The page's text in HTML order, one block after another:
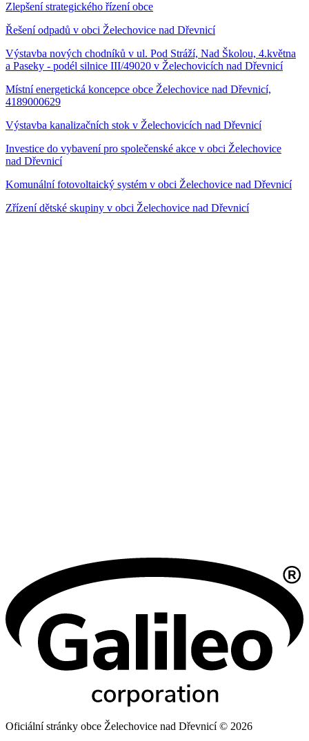
Zlepšení strategického řízení obce
Řešení odpadů v obci Želechovice nad Dřevnicí
Výstavba nových chodníků v ul. Pod Stráží, Nad Školou, 4.května
a Paseky - podél silnice III/49020 v Želechovicích nad Dřevnicí
Místní energetická koncepce obce Želechovice nad Dřevnicí,
4189000629
Výstavba kanalizačních stok v Želechovicích nad Dřevnicí
Investice do vybavení pro společenské akce v obci Želechovice
nad Dřevnicí
Komunální fotovoltaický systém v obci Želechovice nad Dřevnicí
Zřízení dětské skupiny v obci Želechovice nad Dřevnicí
Oficiální stránky obce Želechovice nad Dřevnicí © 2026